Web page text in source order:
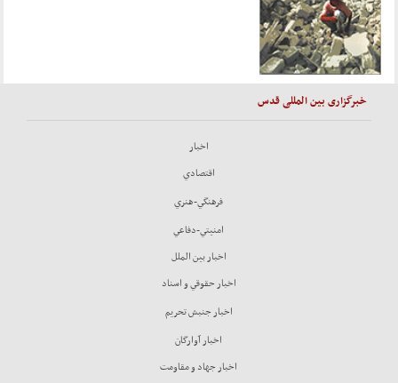
خبرگزاری بین المللی قدس
اخبار
اقتصادي
فرهنگي-هنري
امنيتي-دفاعي
اخبار بين الملل
اخبار حقوقي و اسناد
اخبار جنبش تحريم
اخبار آوارگان
اخبار جهاد و مقاومت